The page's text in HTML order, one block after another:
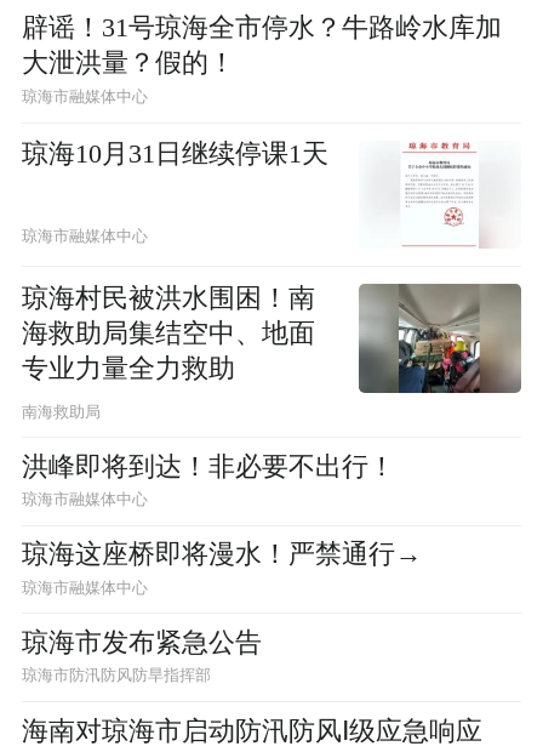
辟谣！31号琼海全市停水？牛路岭水库加
大泄洪量？假的！
琼海市融媒体中心
琼海10月31日继续停课1天
琼海市融媒体中心
琼海村民被洪水围困！南
海救助局集结空中、地面
专业力量全力救助
南海救助局
洪峰即将到达！非必要不出行！
琼海市融媒体中心
琼海这座桥即将漫水！严禁通行→
琼海市融媒体中心
琼海市发布紧急公告
琼海市防汛防风防旱指挥部
海南对琼海市启动防汛防风Ⅰ级应急响应